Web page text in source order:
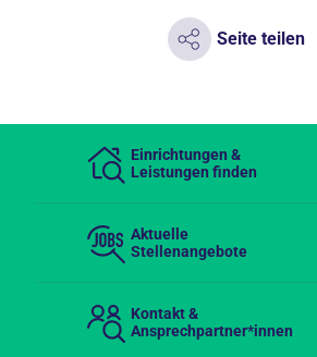
Seite teilen
Einrichtungen &
Leistungen finden
Aktuelle
Stellenangebote
Kontakt &
Ansprechpartner*innen